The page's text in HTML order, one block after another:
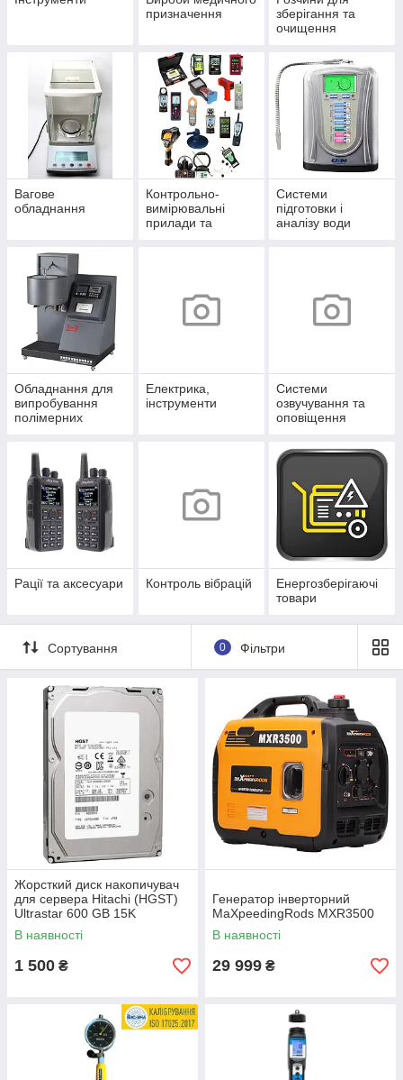
призначення
зберігання та
очищення
Вагове
обладнання
Контрольно-
вимірювальні
прилади та
Системи
підготовки і
аналізу води
Обладнання для
випробування
полімерних
Електрика,
інструменти
Системи
озвучування та
оповіщення
Рації та аксесуари Контроль вібрацій
Енергозберігаючі
товари
Сортування 0 Фільтри
Жорсткий диск накопичувач
для сервера Hitachi (HGST)
Ultrastar 600 GB 15K
(0B23663) / 3.5" / 600 GB /
SAS 2.0
В наявності
1 500 ₴
Генератор інверторний
MaXpeedingRods MXR3500
В наявності
29 999 ₴